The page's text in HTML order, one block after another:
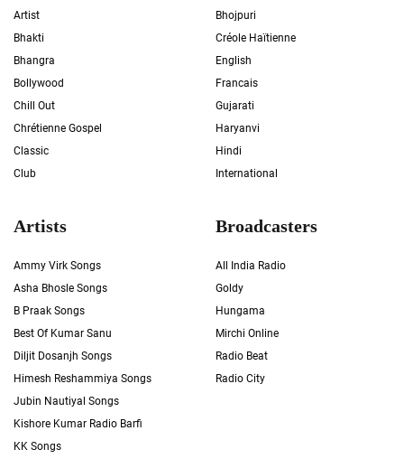
Artist
Bhakti
Bhangra
Bollywood
Chill Out
Chrétienne Gospel
Classic
Club
Bhojpuri
Créole Haïtienne
English
Francais
Gujarati
Haryanvi
Hindi
International
Artists
Ammy Virk Songs
Asha Bhosle Songs
B Praak Songs
Best Of Kumar Sanu
Diljit Dosanjh Songs
Himesh Reshammiya Songs
Jubin Nautiyal Songs
Kishore Kumar Radio Barfi
KK Songs
Broadcasters
All India Radio
Goldy
Hungama
Mirchi Online
Radio Beat
Radio City